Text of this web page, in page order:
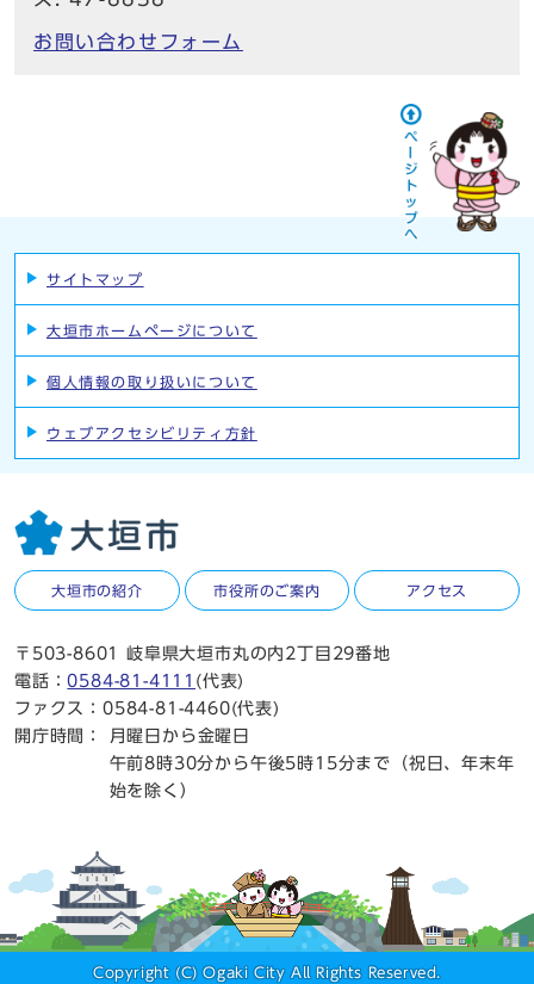
お問い合わせフォーム
サイトマップ
大垣市ホームページについて
個人情報の取り扱いについて
ウェブアクセシビリティ方針
大垣市の紹介 市役所のご案内 アクセス
〒503-8601 岐阜県大垣市丸の内2丁目29番地
電話：0584-81-4111 (代表)
ファクス：0584-81-4460(代表)
開庁時間：
月曜日から金曜日
午前8時30分から午後5時15分まで（祝日、年末年
始を除く）
Copyright (C) Ogaki City All Rights Reserved.